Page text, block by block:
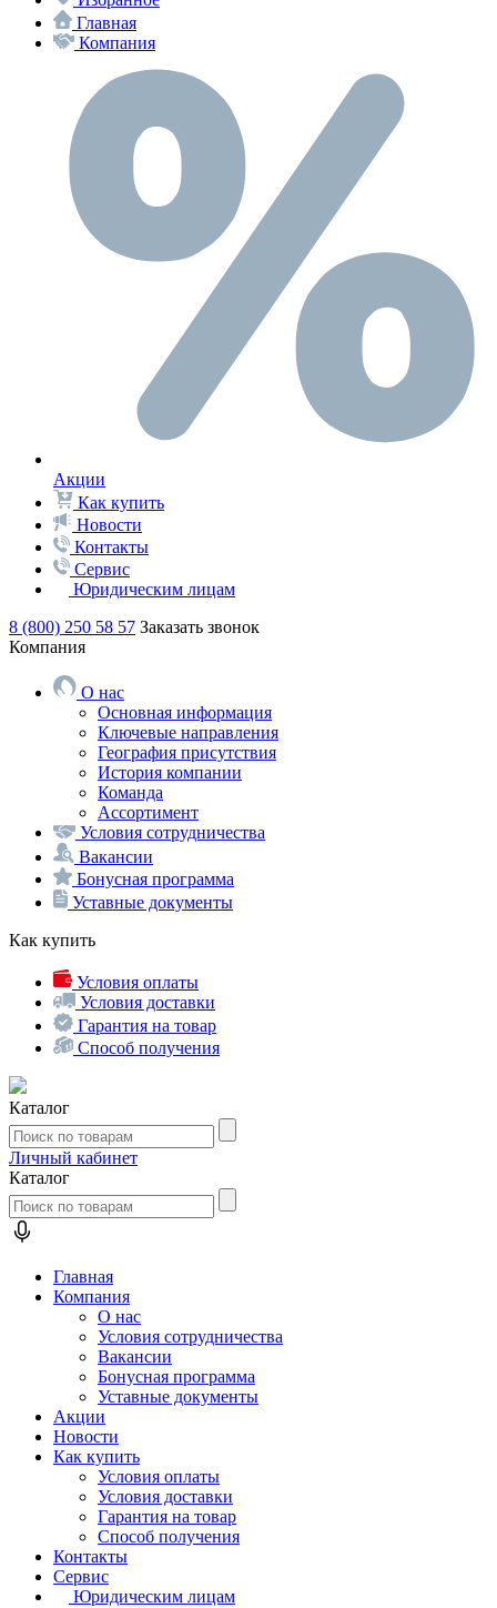
Главная
Компания
Акции
Как купить
Новости
Контакты
Сервис
Юридическим лицам
8 (800) 250 58 57 Заказать звонок
Компания
О нас
Основная информация
Ключевые направления
География присутствия
История компании
Команда
Ассортимент
Условия сотрудничества
Вакансии
Бонусная программа
Уставные документы
Как купить
Условия оплаты
Условия доставки
Гарантия на товар
Способ получения
Каталог
Личный кабинет
Каталог
Главная
Компания
О нас
Условия сотрудничества
Вакансии
Бонусная программа
Уставные документы
Акции
Новости
Как купить
Условия оплаты
Условия доставки
Гарантия на товар
Способ получения
Контакты
Сервис
Юридическим лицам